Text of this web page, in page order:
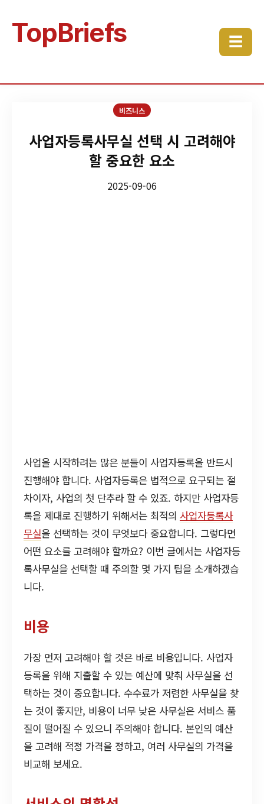
TopBriefs ☰
비즈니스
사업자등록사무실 선택 시 고려해야
할 중요한 요소
2025-09-06
사업을 시작하려는 많은 분들이 사업자등록을 반드시
진행해야 합니다. 사업자등록은 법적으로 요구되는 절
차이자, 사업의 첫 단추라 할 수 있죠. 하지만 사업자등
록을 제대로 진행하기 위해서는 최적의 사업자등록사
무실을 선택하는 것이 무엇보다 중요합니다. 그렇다면
어떤 요소를 고려해야 할까요? 이번 글에서는 사업자등
록사무실을 선택할 때 주의할 몇 가지 팁을 소개하겠습
니다.
비용
가장 먼저 고려해야 할 것은 바로 비용입니다. 사업자
등록을 위해 지출할 수 있는 예산에 맞춰 사무실을 선
택하는 것이 중요합니다. 수수료가 저렴한 사무실을 찾
는 것이 좋지만, 비용이 너무 낮은 사무실은 서비스 품
질이 떨어질 수 있으니 주의해야 합니다. 본인의 예산
을 고려해 적정 가격을 정하고, 여러 사무실의 가격을
비교해 보세요.